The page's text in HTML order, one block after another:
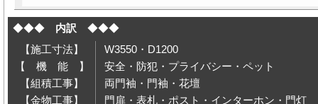
◆◆◆ 内訳 ◆◆◆
【施工寸法】
【 機 能 】
【組積工事】
【金物工事】
W3550・D1200
安全・防犯・プライバシー・ペット
両門袖・門袖・花壇
門扉・表札・ポスト・インターホン・門灯